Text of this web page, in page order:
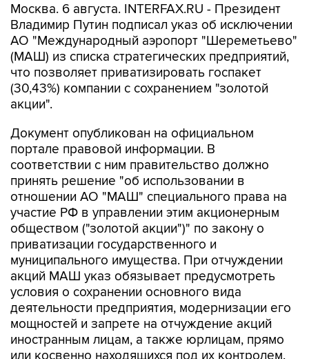
Москва. 6 августа. INTERFAX.RU - Президент
Владимир Путин подписал указ об исключении
АО "Международный аэропорт "Шереметьево"
(МАШ) из списка стратегических предприятий,
что позволяет приватизировать госпакет
(30,43%) компании с сохранением "золотой
акции".
Документ опубликован на официальном
портале правовой информации. В
соответствии с ним правительство должно
принять решение "об использовании в
отношении АО "МАШ" специального права на
участие РФ в управлении этим акционерным
обществом ("золотой акции")" по закону о
приватизации государственного и
муниципального имущества. При отчуждении
акций МАШ указ обязывает предусмотреть
условия о сохранении основного вида
деятельности предприятия, модернизации его
мощностей и запрете на отчуждение акций
иностранным лицам, а также юрлицам, прямо
или косвенно находящихся под их контролем.